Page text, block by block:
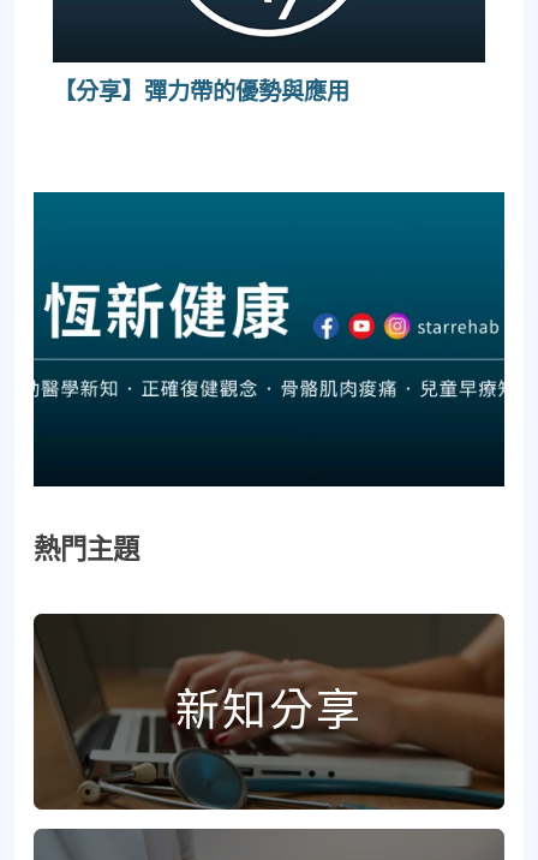
【分享】彈力帶的優勢與應用
熱門主題
新知分享